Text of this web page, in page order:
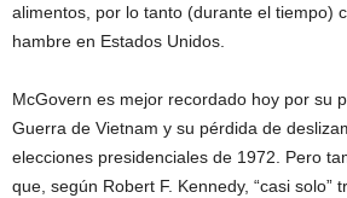
alimentos, por lo tanto (durante el tiempo)
hambre en Estados Unidos.
McGovern es mejor recordado hoy por su
Guerra de Vietnam y su pérdida de
elecciones presidenciales de 1972. Pero
que, según Robert F. Kennedy, “casi solo”